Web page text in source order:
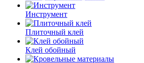
Инструмент
Плиточный клей
Клей обойный